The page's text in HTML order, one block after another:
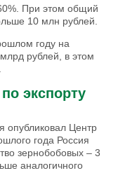
При этом общий
10 млн рублей.
году на
рублей, в этом
экспорту
опубликовал Центр
года Россия
зернобобовых – 3
аналогичного